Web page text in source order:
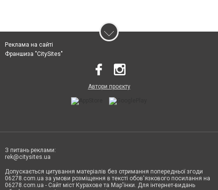
Реклама на сайті
Франшиза "CitySites"
Автори проєкту
З питань реклами:
rek@citysites.ua
Допускається цитування матеріалів без отримання попередньої згоди
06278.com.ua за умови розміщення в тексті обов'язкового посилання на
06278.com.ua - Сайт міст Курахове та Мар'їнки. Для інтернет-видань